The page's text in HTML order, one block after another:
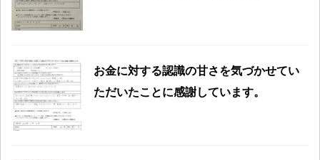
お金に対する認識の甘さを気づかせてい
ただいたことに感謝しています。